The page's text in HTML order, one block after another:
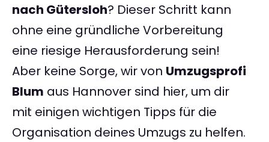
nach Gütersloh? Dieser Schritt kann
ohne eine gründliche Vorbereitung
eine riesige Herausforderung sein!
Aber keine Sorge, wir von Umzugsprofi
Blum aus Hannover sind hier, um dir
mit einigen wichtigen Tipps für die
Organisation deines Umzugs zu helfen.